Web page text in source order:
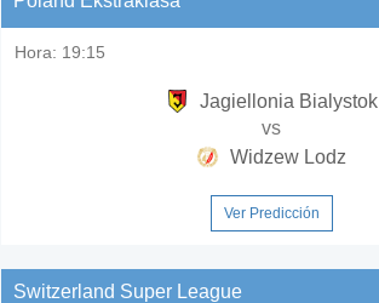
Hora: 19:15
Jagiellonia Bialystok
vs
Widzew Lodz
Ver Predicción
Switzerland Super League